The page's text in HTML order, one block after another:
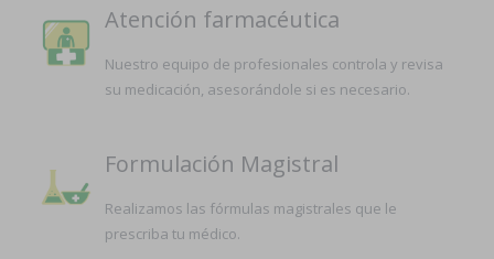
Atención farmacéutica
Nuestro equipo de profesionales controla y revisa
su medicación, asesorándole si es necesario.
Formulación Magistral
Realizamos las fórmulas magistrales que le
prescriba tu médico.